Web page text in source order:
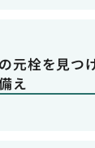
元栓を見つ
え